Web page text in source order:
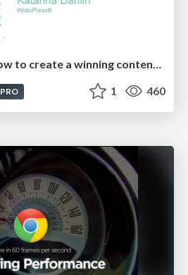
The B2B funnel & how to create a winning content strategy
PRO 1 460